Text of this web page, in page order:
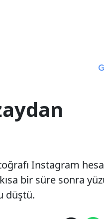
Instagram
bir süre sonra
düştü.